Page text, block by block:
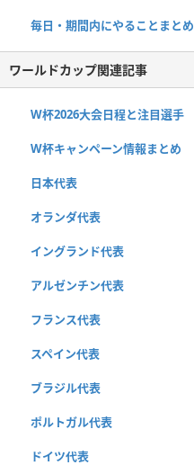
毎日・期間内にやることまとめ
ワールドカップ関連記事
W杯2026大会日程と注目選手
W杯キャンペーン情報まとめ
日本代表
オランダ代表
イングランド代表
アルゼンチン代表
フランス代表
スペイン代表
ブラジル代表
ポルトガル代表
ドイツ代表